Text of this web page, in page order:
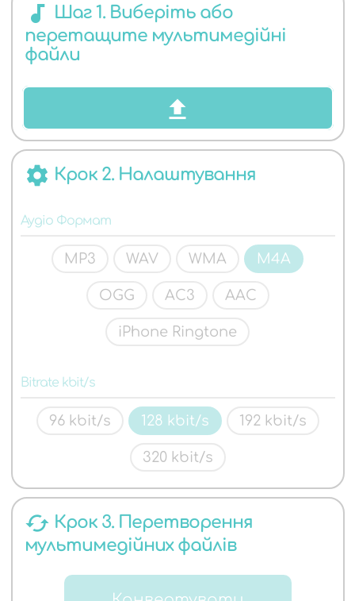
АУДІО
ФОРМАТІВ
audiotrack Шаг 1. Виберіть або
перетащите мультимедійні
файли
settings Крок 2. Налаштування
Аудіо Формат
MP3 WAV WMA M4A
OGG AC3 AAC
iPhone Ringtone
Bitrate kbit/s
96 kbit/s 128 kbit/s 192 kbit/s
320 kbit/s
cached Крок 3. Перетворення
мультимедійних файлів